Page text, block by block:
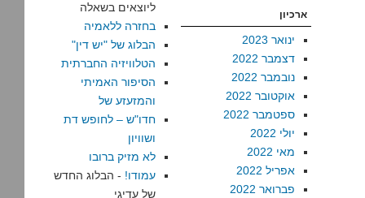
ארכיון
ינואר 2023
דצמבר 2022
נובמבר 2022
אוקטובר 2022
ספטמבר 2022
יולי 2022
מאי 2022
אפריל 2022
פברואר 2022
ליוצאים בשאלה
בחזרה ללאמיה
הבלוג של "יש דין"
הטלוויזיה החברתית
הסיפור האמיתי
והמזעזע של
חדו"ש – לחופש דת
ושוויון
לא מזיק ברובו
עמודו! - הבלוג החדש
של עדיגי